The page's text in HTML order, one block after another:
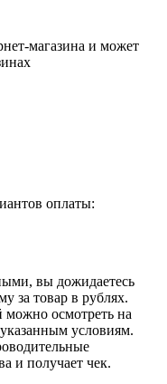
магазина и может
оплаты:
вы дожидаетесь
за товар в рублях.
можно осмотреть на
условиям.
и получает чек.